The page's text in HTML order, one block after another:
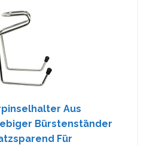
Aus
Bürstenständer
Für